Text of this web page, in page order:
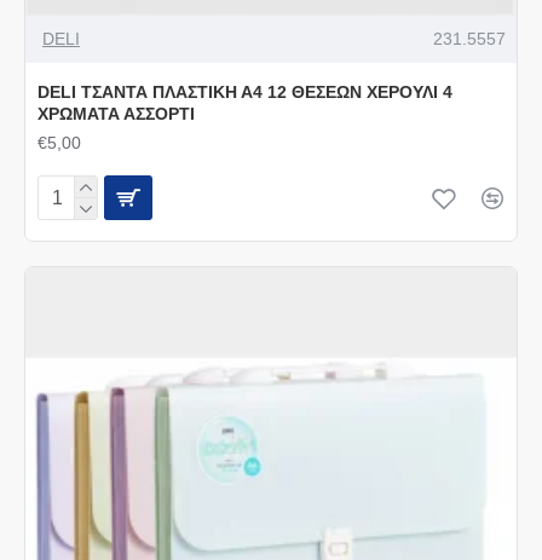
DELI 231.5557
DELI ΤΣΑΝΤΑ ΠΛΑΣΤΙΚΗ Α4 12 ΘΕΣΕΩΝ ΧΕΡΟΥΛΙ 4
ΧΡΩΜΑΤΑ ΑΣΣΟΡΤΙ
€5,00